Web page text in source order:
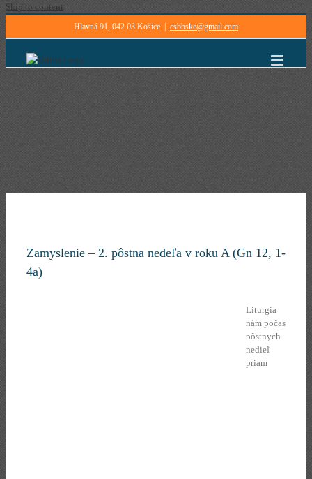
Skip to content
Hlavná 91, 042 03 Košice csbbske@gmail.com
Zamyslenie – 2. pôstna nedeľa v roku A (Gn 12, 1-
4a)
Liturgia
nám počas
pôstnych
nedieľ
priam